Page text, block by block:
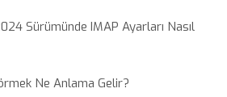
Sürümünde IMAP Ayarları Nasıl
Ne Anlama Gelir?